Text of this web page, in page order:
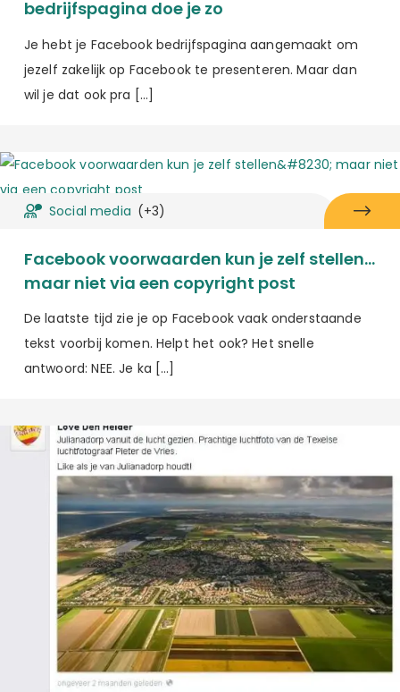
bedrijfspagina doe je zo
Je hebt je Facebook bedrijfspagina aangemaakt om
jezelf zakelijk op Facebook te presenteren. Maar dan
wil je dat ook pra […]
Social media (+3)
Facebook voorwaarden kun je zelf stellen…
maar niet via een copyright post
De laatste tijd zie je op Facebook vaak onderstaande
tekst voorbij komen. Helpt het ook? Het snelle
antwoord: NEE. Je ka […]